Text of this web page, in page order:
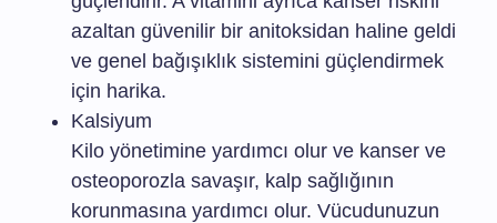
azaltan güvenilir bir anitoksidan haline geldi
ve genel bağışıklık sistemini güçlendirmek
için harika.
Kalsiyum
Kilo yönetimine yardımcı olur ve kanser ve
osteoporozla savaşır, kalp sağlığının
korunmasına yardımcı olur. Vücudunuzun